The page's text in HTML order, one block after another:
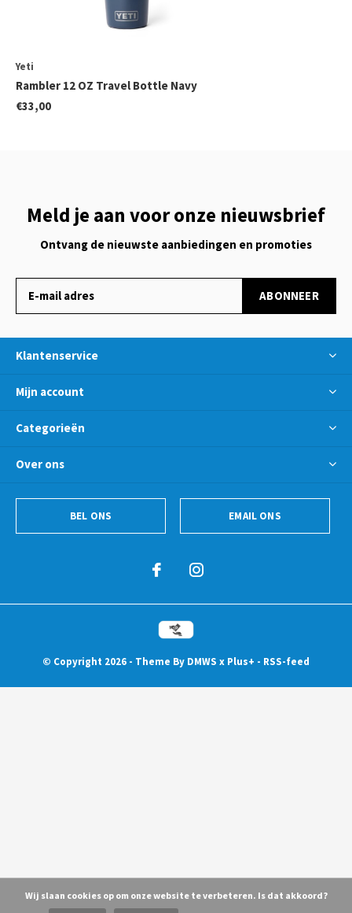
Yeti
Rambler 12 OZ Travel Bottle Navy
€33,00
Meld je aan voor onze nieuwsbrief
Ontvang de nieuwste aanbiedingen en promoties
ABONNEER
Klantenservice
Mijn account
Categorieën
Over ons
BEL ONS EMAIL ONS
© Copyright 2026 - Theme By DMWS x Plus+ - RSS-feed
Wij slaan cookies op om onze website te verbeteren. Is dat akkoord?